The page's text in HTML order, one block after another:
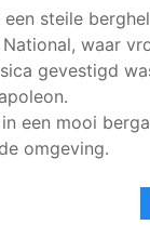
steile
waar
gevestigd
een mooi
omgeving.